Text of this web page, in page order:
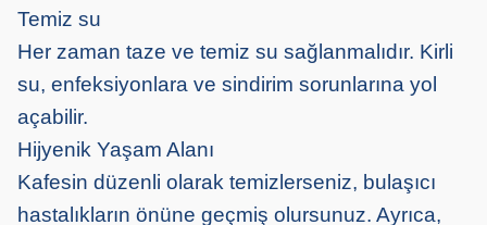
Temiz su
Her zaman taze ve temiz su sağlanmalıdır. Kirli
su, enfeksiyonlara ve sindirim sorunlarına yol
açabilir.
Hijyenik Yaşam Alanı
Kafesin düzenli olarak temizlerseniz, bulaşıcı
hastalıkların önüne geçmiş olursunuz. Ayrıca,